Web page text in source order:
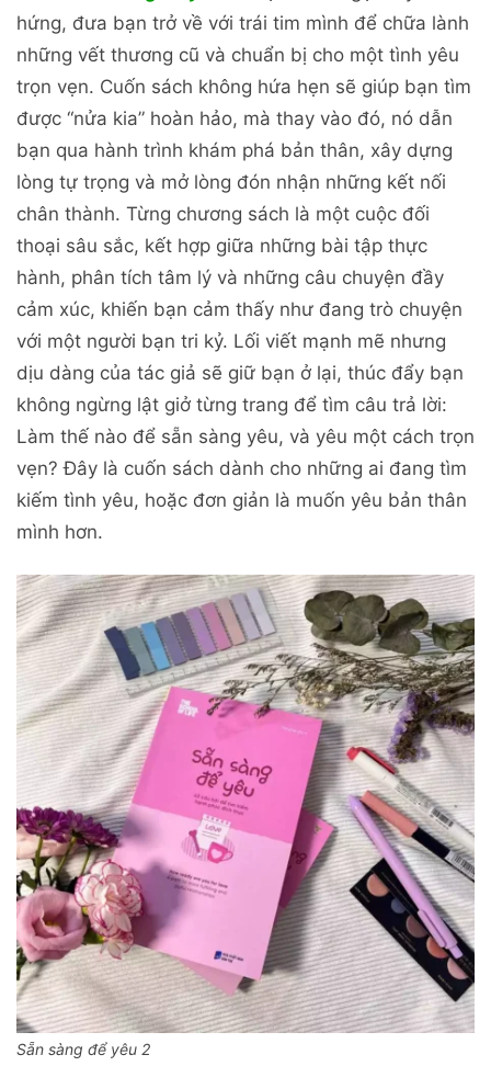
hứng, đưa bạn trở về với trái tim mình để chữa lành
những vết thương cũ và chuẩn bị cho một tình yêu
trọn vẹn. Cuốn sách không hứa hẹn sẽ giúp bạn tìm
được “nửa kia” hoàn hảo, mà thay vào đó, nó dẫn
bạn qua hành trình khám phá bản thân, xây dựng
lòng tự trọng và mở lòng đón nhận những kết nối
chân thành. Từng chương sách là một cuộc đối
thoại sâu sắc, kết hợp giữa những bài tập thực
hành, phân tích tâm lý và những câu chuyện đầy
cảm xúc, khiến bạn cảm thấy như đang trò chuyện
với một người bạn tri kỷ. Lối viết mạnh mẽ nhưng
dịu dàng của tác giả sẽ giữ bạn ở lại, thúc đẩy bạn
không ngừng lật giở từng trang để tìm câu trả lời:
Làm thế nào để sẵn sàng yêu, và yêu một cách trọn
vẹn? Đây là cuốn sách dành cho những ai đang tìm
kiếm tình yêu, hoặc đơn giản là muốn yêu bản thân
mình hơn.
Sẵn sàng để yêu 2